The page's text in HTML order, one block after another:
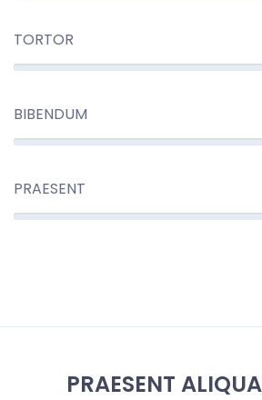
TORTOR
BIBENDUM
PRAESENT
PRAESENT